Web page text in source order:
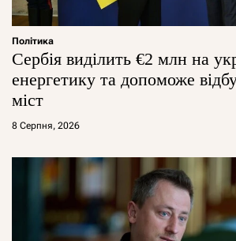
Політика
Сербія виділить €2 млн на
енергетику та допоможе
міст
8 Серпня, 2026